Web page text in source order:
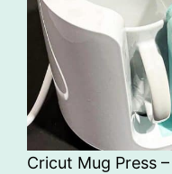
Cricut Mug Press